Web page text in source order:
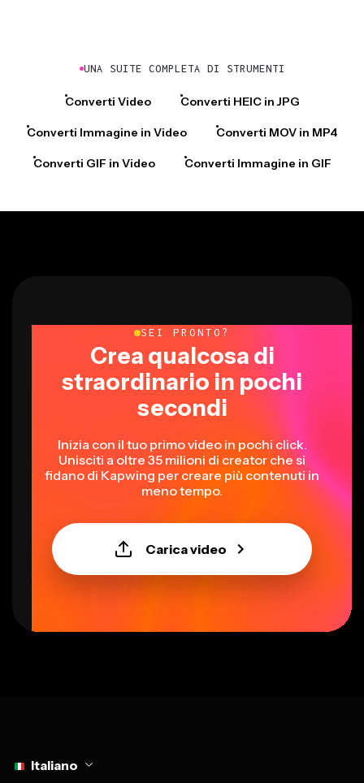
UNA SUITE COMPLETA DI STRUMENTI
Converti Video Converti HEIC in JPG
Converti Immagine in Video Converti MOV in MP4
Converti GIF in Video Converti Immagine in GIF
SEI PRONTO?
Crea qualcosa di
straordinario in pochi
secondi
Inizia con il tuo primo video in pochi click.
Unisciti a oltre 35 milioni di creator che si
fidano di Kapwing per creare più contenuti in
meno tempo.
Carica video
Italiano